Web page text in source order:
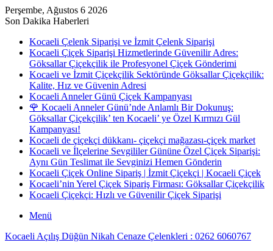
Perşembe, Ağustos 6 2026
Son Dakika Haberleri
Kocaeli Çelenk Siparişi ve İzmit Çelenk Siparişi
Kocaeli Çiçek Siparişi Hizmetlerinde Güvenilir Adres:
Göksallar Çiçekçilik ile Profesyonel Çiçek Gönderimi
Kocaeli ve İzmit Çiçekçilik Sektöründe Göksallar Çiçekçilik:
Kalite, Hız ve Güvenin Adresi
Kocaeli Anneler Günü Çiçek Kampanyası
🌹 Kocaeli Anneler Günü’nde Anlamlı Bir Dokunuş:
Göksallar Çiçekçilik’ ten Kocaeli’ ye Özel Kırmızı Gül
Kampanyası!
Kocaeli de çiçekçi dükkanı- çiçekçi mağazası-çiçek market
Kocaeli ve İlçelerine Sevgililer Gününe Özel Çiçek Siparişi:
Aynı Gün Teslimat ile Sevginizi Hemen Gönderin
Kocaeli Çiçek Online Sipariş | İzmit Çiçekçi | Kocaeli Çiçek
Kocaeli’nin Yerel Çiçek Sipariş Firması: Göksallar Çiçekçilik
Kocaeli Çiçekçi: Hızlı ve Güvenilir Çiçek Siparişi
Menü
Kocaeli Açılış Düğün Nikah Cenaze Çelenkleri : 0262 6060767